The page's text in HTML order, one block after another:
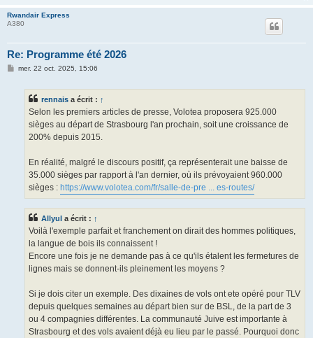
Rwandair Express
A380
Re: Programme été 2026
Mmer. 22 oct. 2025, 15:06
rennais a écrit : ↑
Selon les premiers articles de presse, Volotea proposera 925.000
sièges au départ de Strasbourg l'an prochain, soit une croissance de
200% depuis 2015.
En réalité, malgré le discours positif, ça représenterait une baisse de
35.000 sièges par rapport à l'an dernier, où ils prévoyaient 960.000
sièges : https://www.volotea.com/fr/salle-de-pre ... es-routes/
Allyul a écrit : ↑
Voilà l'exemple parfait et franchement on dirait des hommes politiques,
la langue de bois ils connaissent !
Encore une fois je ne demande pas à ce qu'ils étalent les fermetures de
lignes mais se donnent-ils pleinement les moyens ?
Si je dois citer un exemple. Des dixaines de vols ont ete opéré pour TLV
depuis quelques semaines au départ bien sur de BSL, de la part de 3
ou 4 compagnies différentes. La communauté Juive est importante à
Strasbourg et des vols avaient déjà eu lieu par le passé. Pourquoi donc